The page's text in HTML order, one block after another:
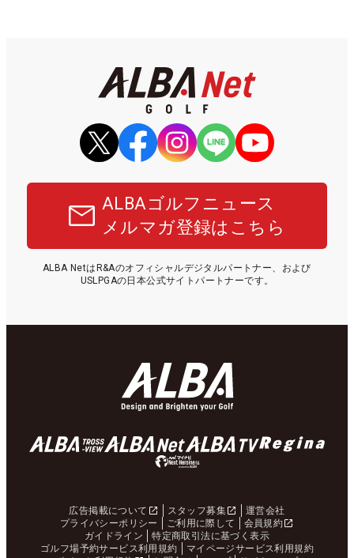
ALBAゴルフニュース
メルマガ登録はこちら
ALBA NetはR&Aのオフィシャルデジタルパートナー、および
USLPGAの日本公式サイトパートナーです。
広告掲載について スタッフ募集
運営会社
プライバシーポリシー
ご利用に際して
会員規約
ガイドライン
特定商取引法に基づく表示
ゴルフ場予約サービス利用規約
マイページサービス利用規約